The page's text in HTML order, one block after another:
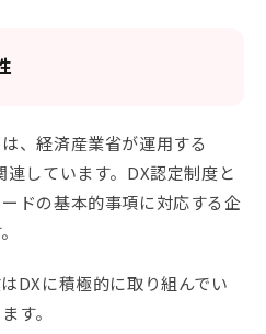
、経済産業省が運用する
連しています。DX認定制度と
ドの基本的事項に対応する企
DXに積極的に取り組んでい
す。